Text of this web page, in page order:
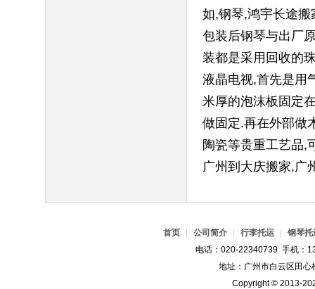
如,钢琴,鸿宇长途
包装后钢琴与出厂
装都是采用回收的
液晶电视,首先是用
米厚的泡沫板固定
做固定.再在外部做
陶瓷等贵重工艺品,
广州到大庆搬家,广
首页 公司简介 行李托运
钢琴托
电话：020-22340739 手机：
地址：广州市白云区田
Copyright © 2013-